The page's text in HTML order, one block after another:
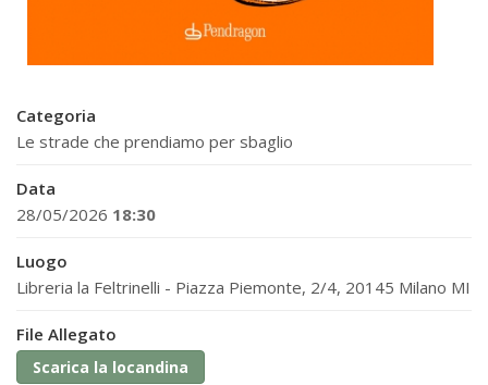
Categoria
Le strade che prendiamo per sbaglio
Data
28/05/2026 18:30
Luogo
Libreria la Feltrinelli - Piazza Piemonte, 2/4, 20145 Milano MI
File Allegato
Scarica la locandina